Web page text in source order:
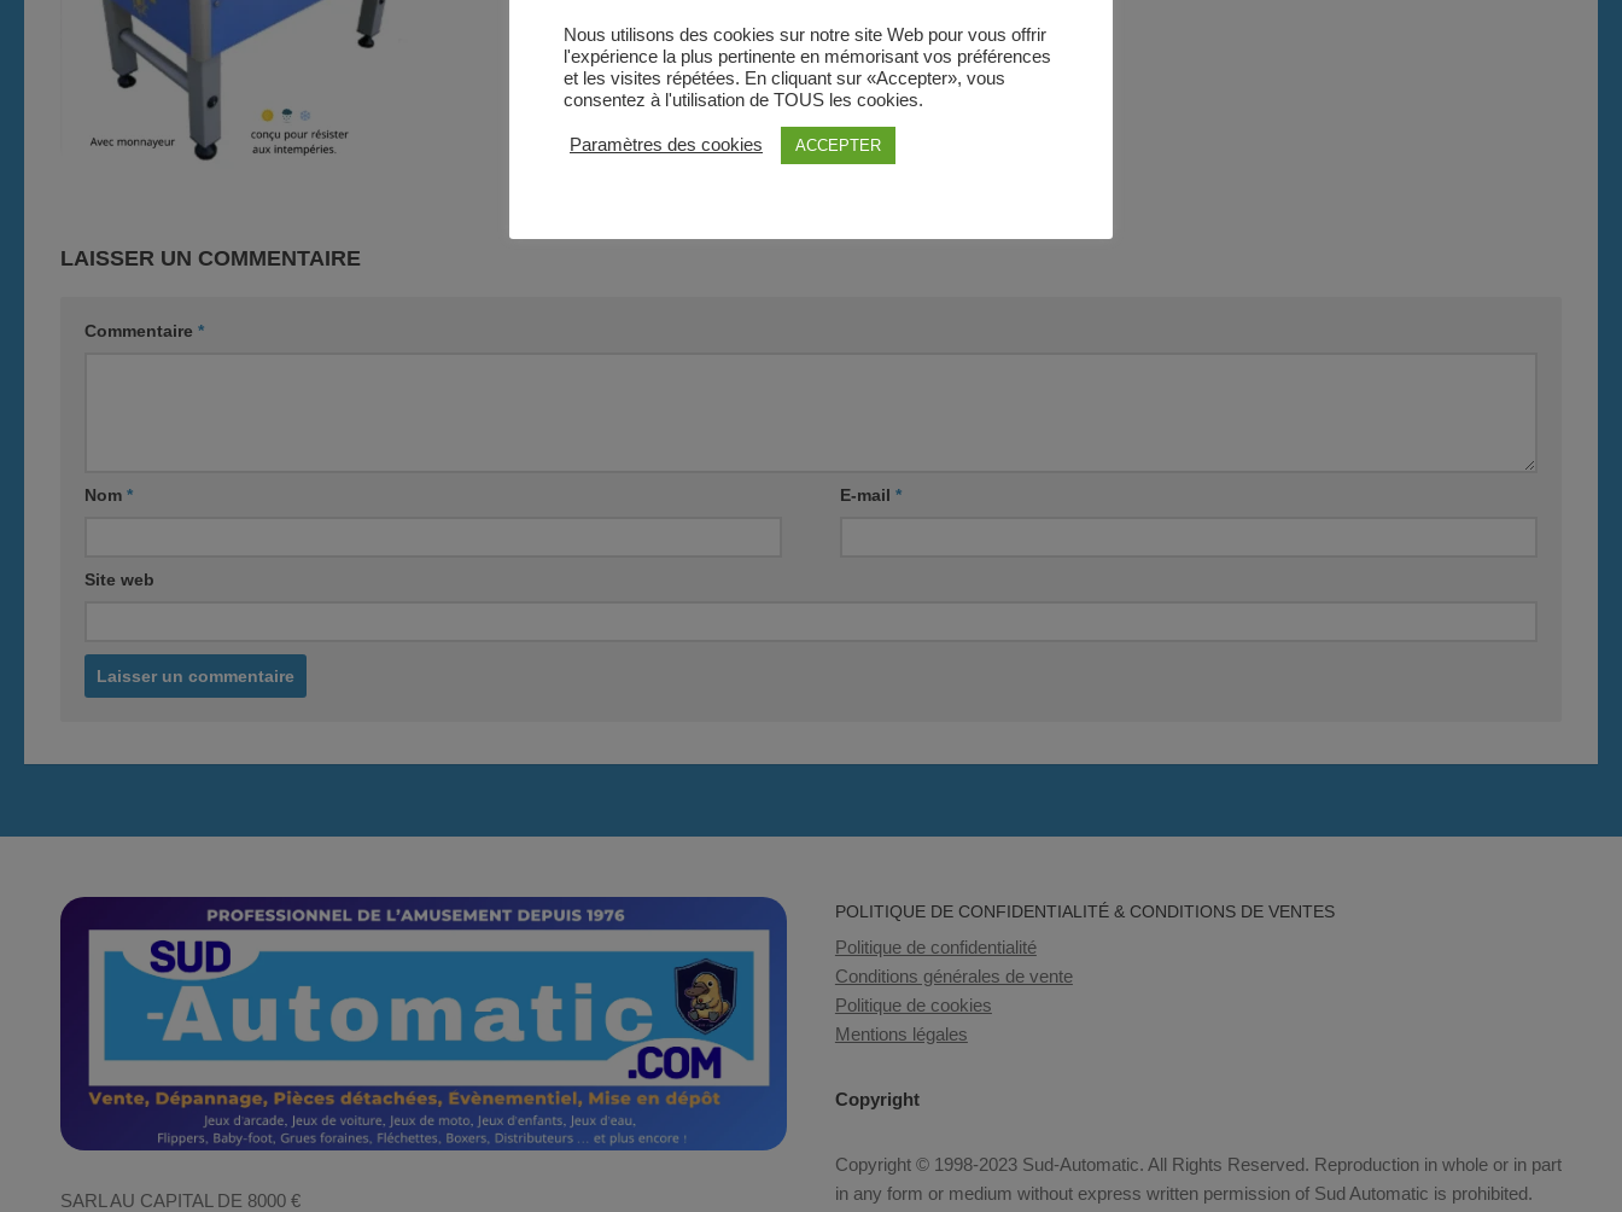
LAISSER UN COMMENTAIRE
Commentaire *
Nom * E-mail*
Site web
SARL AU CAPITAL DE 8000 €
POLITIQUE DE CONFIDENTIALITÉ & CONDITIONS DE VENTES
Politique de confidentialité
Conditions générales de vente
Politique de cookies
Mentions légales
Copyright
Copyright © 1998-2023 Sud-Automatic. All Rights Reserved. Reproduction in whole or in part
in any form or medium without express written permission of Sud Automatic is prohibited.
Nous utilisons des cookies sur notre site Web pour vous offrir
l'expérience la plus pertinente en mémorisant vos préférences
et les visites répétées. En cliquant sur «Accepter», vous
consentez à l'utilisation de TOUS les cookies.
Paramètres des cookies ACCEPTER